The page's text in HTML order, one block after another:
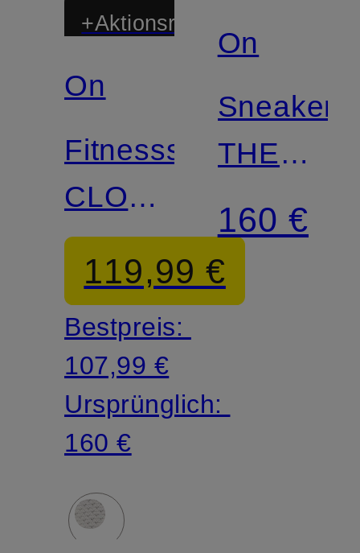
+Aktionsrabatt
On
Fitnessschuhe
CLOUD
X4
119,99 €
Bestpreis:
107,99 €
Ursprünglich:
160 €
On
Sneaker
THE
ROGER
160 €